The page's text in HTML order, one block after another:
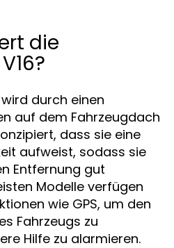
die
durch einen
auf dem Fahrzeugdach
dass sie eine
aufweist, sodass sie
Entfernung gut
Modelle verfügen
wie GPS, um den
Fahrzeugs zu
Hilfe zu alarmieren.